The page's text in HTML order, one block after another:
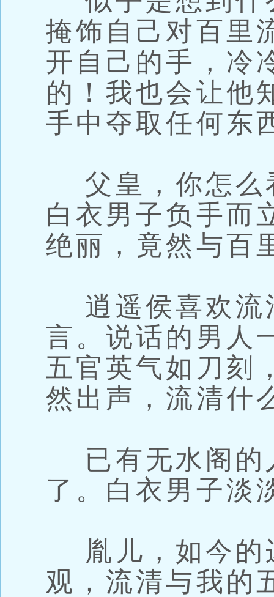
掩饰自己对百里
开自己的手，冷
的！我也会让他
手中夺取任何东
父皇，你怎么
白衣男子负手而
绝丽，竟然与百
逍遥侯喜欢流
言。说话的男人
五官英气如刀刻
然出声，流清什
已有无水阁的
了。白衣男子淡
胤儿，如今的
观，流清与我的